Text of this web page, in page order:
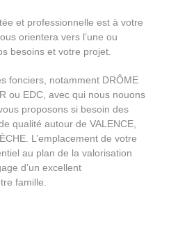
et professionnelle est à votre
orientera vers l’une ou
besoins et votre projet.
fonciers, notamment DRÔME
ou EDC, avec qui nous nouons
proposons si besoin des
qualité autour de VALENCE,
L’emplacement de votre
au plan de la valorisation
d’un excellent
famille.